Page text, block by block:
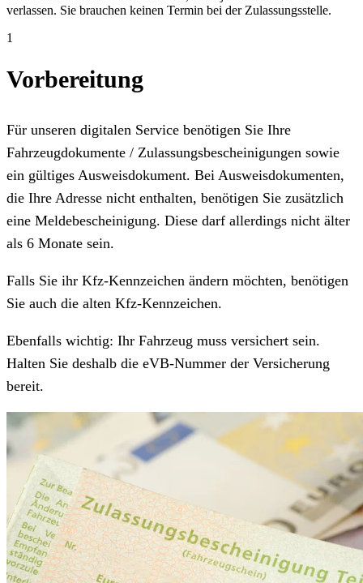
verlassen. Sie brauchen keinen Termin bei der Zulassungsstelle.
1
Vorbereitung
Für unseren digitalen Service benötigen Sie Ihre
Fahrzeugdokumente / Zulassungsbescheinigungen sowie
ein gültiges Ausweisdokument. Bei Ausweisdokumenten,
die Ihre Adresse nicht enthalten, benötigen Sie zusätzlich
eine Meldebescheinigung. Diese darf allerdings nicht älter
als 6 Monate sein.
Falls Sie ihr Kfz-Kennzeichen ändern möchten, benötigen
Sie auch die alten Kfz-Kennzeichen.
Ebenfalls wichtig: Ihr Fahrzeug muss versichert sein.
Halten Sie deshalb die eVB-Nummer der Versicherung
bereit.